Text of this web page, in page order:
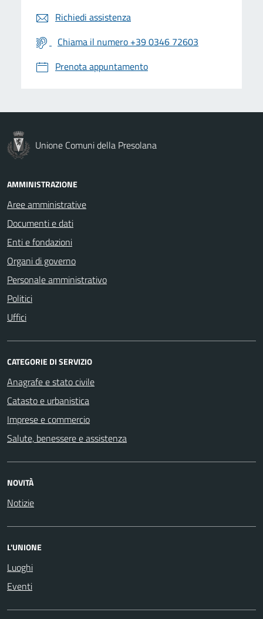
Richiedi assistenza
Chiama il numero +39 0346 72603
Prenota appuntamento
Unione Comuni della Presolana
AMMINISTRAZIONE
Aree amministrative
Documenti e dati
Enti e fondazioni
Organi di governo
Personale amministrativo
Politici
Uffici
CATEGORIE DI SERVIZIO
Anagrafe e stato civile
Catasto e urbanistica
Imprese e commercio
Salute, benessere e assistenza
NOVITÀ
Notizie
L'UNIONE
Luoghi
Eventi